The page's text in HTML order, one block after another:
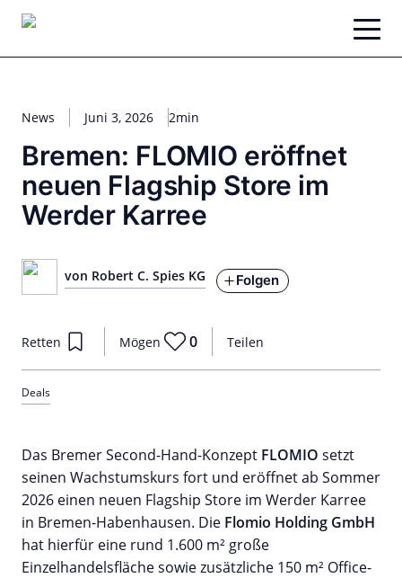
Zum
Inhalt
springen
News Juni 3, 2026 2min
Bremen: FLOMIO eröffnet
neuen Flagship Store im
Werder Karree
von Robert C. Spies KG Folgen
Teilen
Retten Mögen 0
Deals
Das Bremer Second-Hand-Konzept FLOMIO setzt
seinen Wachstumskurs fort und eröffnet ab Sommer
2026 einen neuen Flagship Store im Werder Karree
in Bremen-Habenhausen. Die Flomio Holding GmbH
hat hierfür eine rund 1.600 m² große
Einzelhandelsfläche sowie zusätzliche 150 m² Office-